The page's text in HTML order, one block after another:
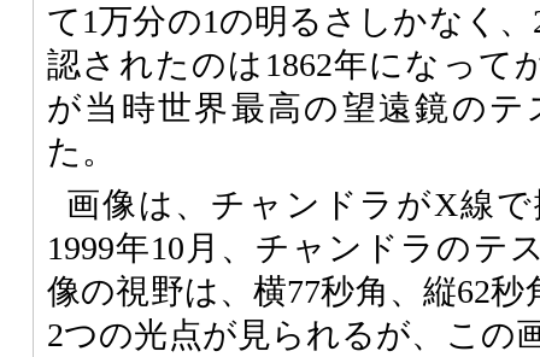
て1万分の1の明るさしかなく
認されたのは1862年になって
が当時世界最高の望遠鏡の
た。
画像は、チャンドラがX線
1999年10月、チャンドラのテ
像の視野は、横77秒角、縦62秒
2つの光点が見られるが、この